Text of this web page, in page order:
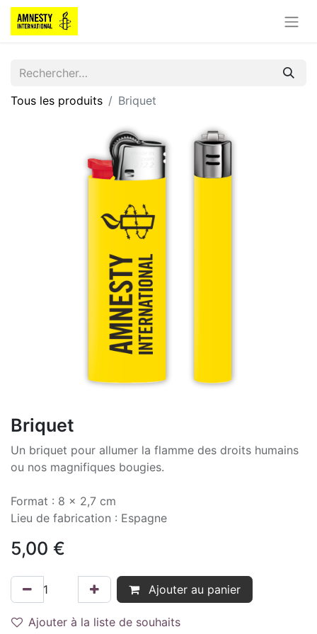
Tous les produits Briquet
Briquet
Un briquet pour allumer la flamme des droits humains
ou nos magnifiques bougies.
Format : 8 x 2,7 cm
Lieu de fabrication : Espagne
5,00 €
Ajouter au panier
Ajouter à la liste de souhaits